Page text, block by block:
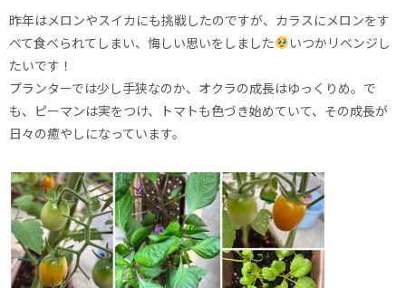
昨年はメロンやスイカにも挑戦したのですが、カラスにメロンをす
べて食べられてしまい、悔しい思いをしました
いつかリベンジし
たいです！
プランターでは少し手狭なのか、オクラの成長はゆっくりめ。で
も、ピーマンは実をつけ、トマトも色づき始めていて、その成長が
日々の癒やしになっています。